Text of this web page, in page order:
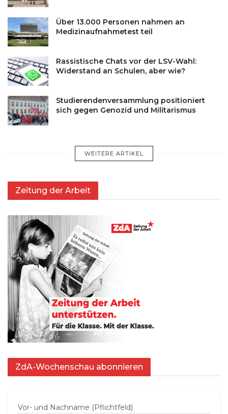
Über 13.000 Personen nahmen an
Medizinaufnahmetest teil
Rassistische Chats vor der LSV-Wahl:
Widerstand an Schulen, aber wie?
Studierendenversammlung positioniert
sich gegen Genozid und Militarismus
WEITERE ARTIKEL
Zeitung der Arbeit
ZdA-Wochenschau abonnieren
Vor- und Nachname (Pflichtfeld)